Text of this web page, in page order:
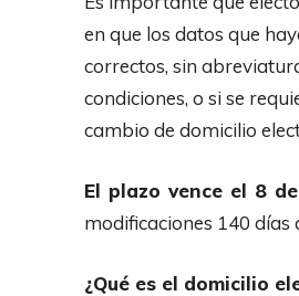
en que los datos que
correctos, sin
condiciones, o si se
cambio de domicilio
El plazo vence el 8
modificaciones 140 días
¿Qué es el domicilio